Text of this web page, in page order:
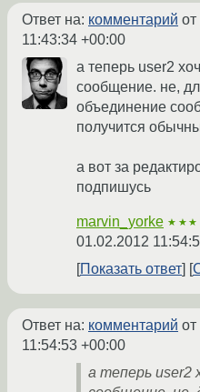
Ответ на: комментарий от
11:43:34 +00:00
а теперь user2
сообщение. не,
объединение
получится
а вот за
подпишусь
marvin_yorke ★★★
01.02.2012
Показать ответ
Ответ на: комментарий
11:54:53 +00:00
а теперь